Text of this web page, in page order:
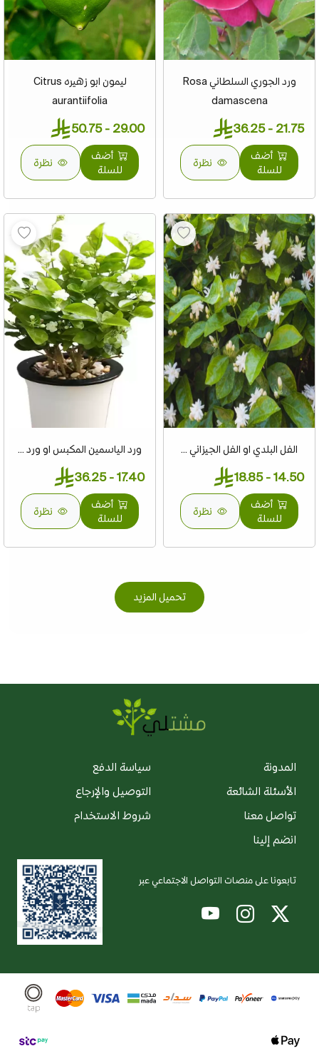
ورد الجوري السلطاني Rosa
damascena
21.75 - 36.25
أضف
للسلة
نظرة
ليمون ابو زهيره Citrus
aurantiifolia
29.00 - 50.75
أضف
للسلة
نظرة
الفل البلدي او الفل الجيزاني ...
14.50 - 18.85
أضف
للسلة
نظرة
ورد الياسمين المكبس او ورد ...
17.40 - 36.25
أضف
للسلة
نظرة
تحميل المزيد
المدونة
الأسئلة الشائعة
تواصل معنا
انضم إلينا
سياسة الدفع
التوصيل والإرجاع
شروط الاستخدام
تابعونا على منصات التواصل الاجتماعي عبر